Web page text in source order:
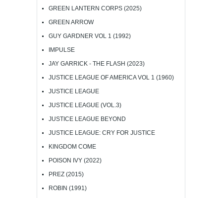
GREEN LANTERN CORPS (2025)
GREEN ARROW
GUY GARDNER VOL 1 (1992)
IMPULSE
JAY GARRICK - THE FLASH (2023)
JUSTICE LEAGUE OF AMERICA VOL 1 (1960)
JUSTICE LEAGUE
JUSTICE LEAGUE (VOL.3)
JUSTICE LEAGUE BEYOND
JUSTICE LEAGUE: CRY FOR JUSTICE
KINGDOM COME
POISON IVY (2022)
PREZ (2015)
ROBIN (1991)